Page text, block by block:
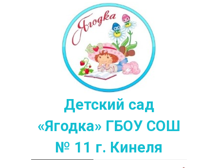
Детский сад
«Ягодка» ГБОУ СОШ
№ 11 г. Кинеля